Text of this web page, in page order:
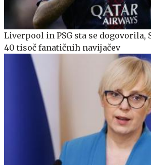
Liverpool in PSG sta se dogovorila,
40 tisoč fanatičnih navijačev